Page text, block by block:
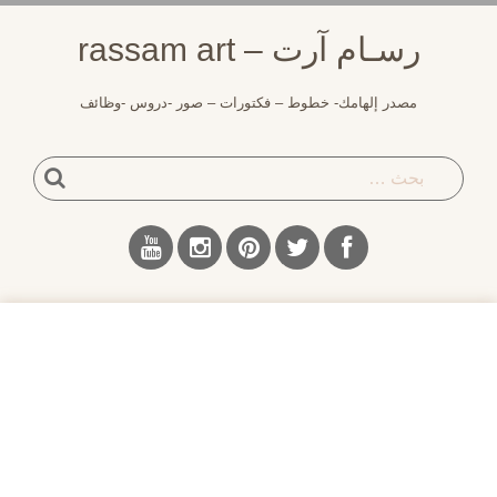
رسـام آرت – rassam art
مصدر إلهامك- خطوط – فكتورات – صور -دروس -وظائف